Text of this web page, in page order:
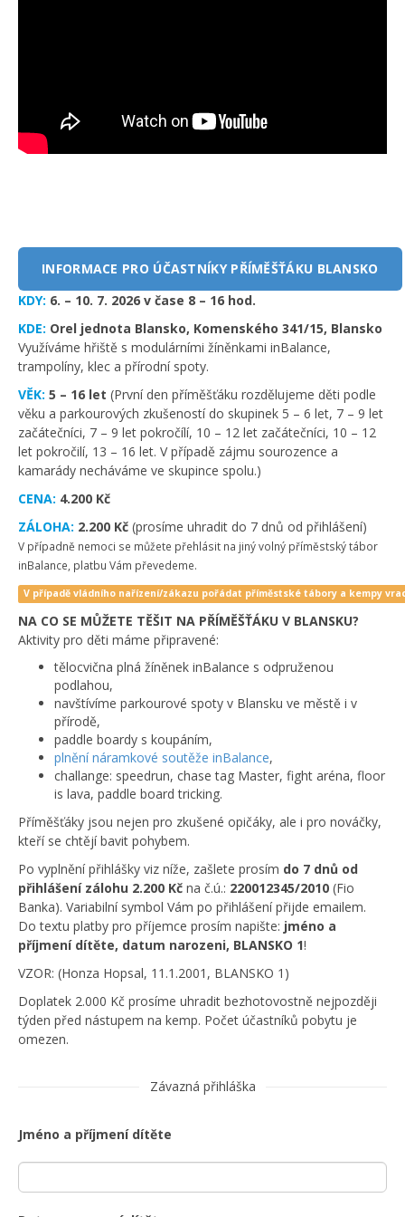
INFORMACE PRO ÚČASTNÍKY PŘÍMĚŠŤÁKU BLANSKO
KDY: 6. – 10. 7. 2026 v čase 8 – 16 hod.
KDE: Orel jednota Blansko, Komenského 341/15, Blansko
Využíváme hřiště s modulárními žíněnkami inBalance,
trampolíny, klec a přírodní spoty.
VĚK: 5 – 16 let (První den příměšťáku rozdělujeme děti podle
věku a parkourových zkušeností do skupinek 5 – 6 let, 7 – 9 let
začátečníci, 7 – 9 let pokročílí, 10 – 12 let začátečníci, 10 – 12
let pokročilí, 13 – 16 let. V případě zájmu sourozence a
kamarády necháváme ve skupince spolu.)
CENA: 4.200 Kč
ZÁLOHA: 2.200 Kč (prosíme uhradit do 7 dnů od přihlášení)
V případně nemoci se můžete přehlásit na jiný volný příměstský tábor
inBalance, platbu Vám převedeme.
V případě vládního nařízení/zákazu pořádat příměstské tábory a kempy
NA CO SE MŮŽETE TĚŠIT NA PŘÍMĚŠŤÁKU V BLANSKU?
Aktivity pro děti máme připravené:
tělocvična plná žíněnek inBalance s odpruženou
podlahou,
navštívíme parkourové spoty v Blansku ve městě i v
přírodě,
paddle boardy s koupáním,
plnění náramkové soutěže inBalance,
challange: speedrun, chase tag Master, fight aréna, floor
is lava, paddle board tricking.
Příměšťáky jsou nejen pro zkušené opičáky, ale i pro nováčky,
kteří se chtějí bavit pohybem.
Po vyplnění přihlášky viz níže, zašlete prosím do 7 dnů od
přihlášení zálohu 2.200 Kč na č.ú.: 220012345/2010 (Fio
Banka). Variabilní symbol Vám po přihlášení přijde emailem.
Do textu platby pro příjemce prosím napište: jméno a
příjmení dítěte, datum narozeni, BLANSKO 1!
VZOR: (Honza Hopsal, 11.1.2001, BLANSKO 1)
Doplatek 2.000 Kč prosíme uhradit bezhotovostně nejpozději
týden před nástupem na kemp. Počet účastníků pobytu je
omezen.
Závazná přihláška
Jméno a příjmení dítěte